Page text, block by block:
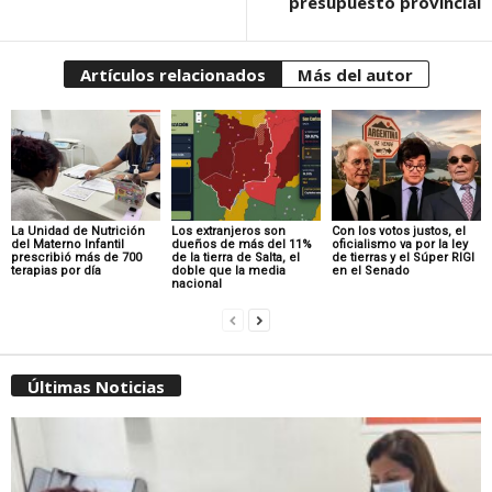
Artículos relacionados Más del autor
La Unidad de Nutrición
del Materno Infantil
prescribió más de 700
terapias por día
Los extranjeros son
dueños de más del 11%
de la tierra de Salta, el
doble que la media
nacional
Con los votos justos, el
oficialismo va por la ley
de tierras y el Súper RIGI
en el Senado
Últimas Noticias